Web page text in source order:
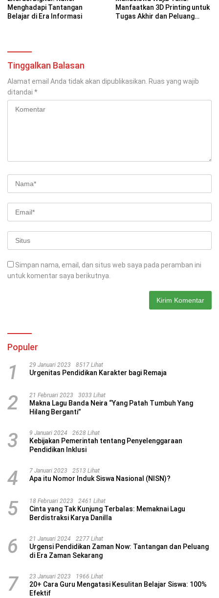
Menghadapi Tantangan
Belajar di Era Informasi
Manfaatkan 3D Printing untuk
Tugas Akhir dan Peluang
Tinggalkan Balasan
Alamat email Anda tidak akan dipublikasikan. Ruas yang wajib
ditandai *
Simpan nama, email, dan situs web saya pada peramban ini
untuk komentar saya berikutnya.
Populer
1 29 Januari 2023 8517 Lihat
Urgenitas Pendidikan Karakter bagi Remaja
2 21 Februari 2023 3033 Lihat
Makna Lagu Banda Neira “Yang Patah Tumbuh Yang
Hilang Berganti”
3 9 Januari 2024 2628 Lihat
Kebijakan Pemerintah tentang Penyelenggaraan
Pendidikan Inklusi
4 7 Januari 2023 2513 Lihat
Apa itu Nomor Induk Siswa Nasional (NISN)?
5 18 Februari 2023 2461 Lihat
Cinta yang Tak Kunjung Terbalas: Memaknai Lagu
Berdistraksi Karya Danilla
6 21 Januari 2024 2277 Lihat
Urgensi Pendidikan Zaman Now: Tantangan dan Peluang
di Era Zaman Sekarang
7 23 Januari 2023 1966 Lihat
20+ Cara Guru Mengatasi Kesulitan Belajar Siswa: 100%
Efektif